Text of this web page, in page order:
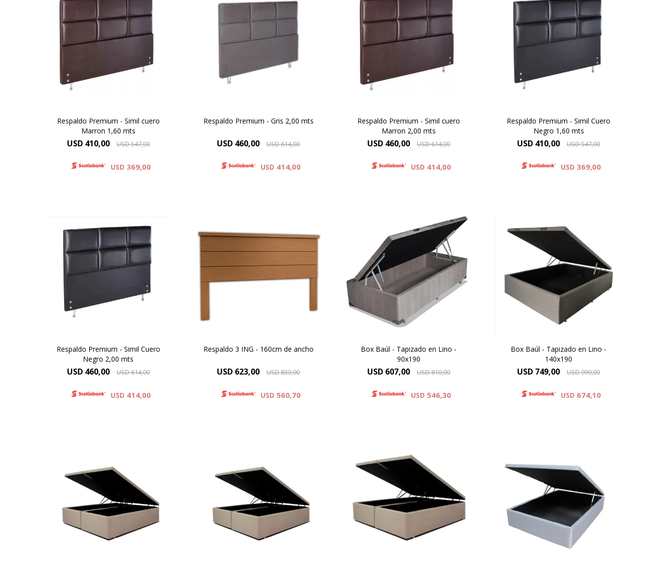
Simil Cuero : Colores Blanco y
Negro
Microfibra : Colores Beige , Gris .
Respaldo Premium - Simil cuero
Marron 1,60 mts
USD 410,00 USD547,00
USD 369,00
Simil Cuero : Colores Blanco y
Negro
Respaldo Premium - Gris 2,00 mts
USD 460,00 USD614,00
USD 414,00
Simil Cuero : Colores Blanco y
Negro
Microfibra : Colores Beige , Gris .
Respaldo Premium - Simil cuero
Marron 2,00 mts
USD 460,00 USD614,00
USD 414,00
Simil Cuero : Colores Blanco y
Negro
Microfibra : Colores Beige , Gris .
Respaldo Premium - Simil Cuero
Negro 1,60 mts
USD 410,00 USD547,00
USD 369,00
Simil Cuero : Colores Blanco y
Negro
Microfibra : Colores Beige , Gris .
Respaldo Premium - Simil Cuero
Negro 2,00 mts
USD 460,00 USD614,00
USD 414,00
Diseños Personalizados.
Productos laminados en cedro.
Respaldo 3 ING - 160cm de ancho
USD 623,00 USD830,00
USD 560,70
Con gran capacidad para
almacenamiento el BOX BAUL es
una excelente opción para
quienes necesitan economizar
espacio.
Box Baúl - Tapizado en Lino -
90x190
USD 607,00 USD810,00
USD 546,30
Con gran capacidad para
almacenamiento el BOX BAUL es
una excelente opción para
quienes necesitan economizar
espacio.
Box Baúl - Tapizado en Lino -
140x190
USD 749,00 USD999,00
USD 674,10
Con gran capacidad para
almacenamiento el BOX BAUL es
una excelente opción para
quienes necesitan economizar
espacio.
Con gran capacidad para
almacenamiento el BOX BAUL es
una excelente opción para
quienes necesitan economizar
espacio.
Con gran capacidad para
almacenamiento el BOX BAUL es
una excelente opción para
quienes necesitan economizar
Con gran capacidad para
almacenamiento el BOX BAUL es
una excelente opción para
quienes necesitan economizar
espacio.